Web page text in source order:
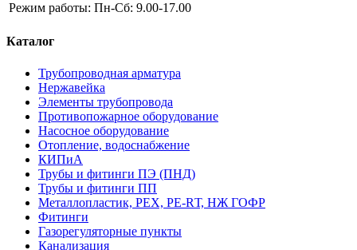
Режим работы: Пн-Сб: 9.00-17.00
Каталог
Трубопроводная арматура
Нержавейка
Элементы трубопровода
Противопожарное оборудование
Насосное оборудование
Отопление, водоснабжение
КИПиА
Трубы и фитинги ПЭ (ПНД)
Трубы и фитинги ПП
Металлопластик, РЕХ, РЕ-RТ, НЖ ГОФР
Фитинги
Газорегуляторные пункты
Канализация